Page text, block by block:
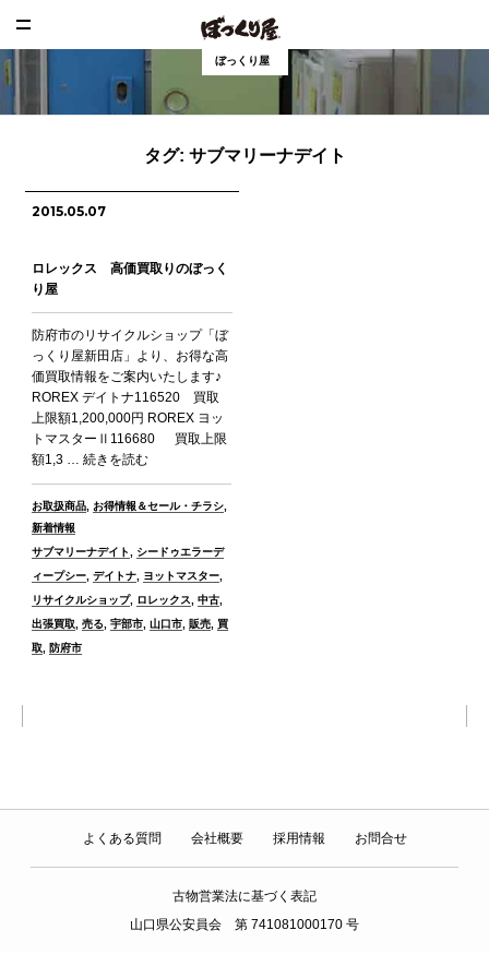
ぼっくり屋
タグ: サブマリーナデイト
2015.05.07
ロレックス 高価買取りのぼっく
り屋
防府市のリサイクルショップ「ぼ
っくり屋新田店」より、お得な高
価買取情報をご案内いたします♪
ROREX デイトナ116520 買取
上限額1,200,000円 ROREX ヨッ
トマスターⅡ116680 買取上限
額1,3 … 続きを読む
カ
テ
ゴ
リ
お取扱商品 お得情報＆セール・チラシ
新着情報
タ
グ
サブマリーナデイト
シードゥエラーデ
ィープシー デイトナ ヨットマスター
リサイクルショップ, ロレックス 中古
出張買取
売る 宇部市 山口市 販売
買
取
防府市
よくある質問 会社概要 採用情報 お問合せ
古物営業法に基づく表記
山口県公安員会 第 741081000170 号